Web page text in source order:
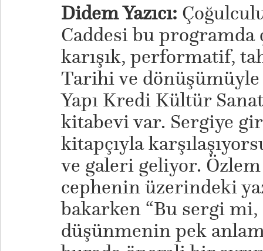
Didem Yazıcı:
Caddesi bu programda
karışık, performatif,
Tarihi ve
Yapı Kredi Kültür
kitabevi var. Sergiye
kitapçıyla
ve galeri geliyor. Özlem
cephenin üzerindeki
bakarken “Bu sergi
düşünmenin pek